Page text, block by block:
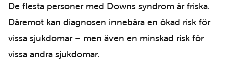
De flesta personer med Downs syndrom är friska.
Däremot kan diagnosen innebära en ökad risk för
vissa sjukdomar – men även en minskad risk för
vissa andra sjukdomar.